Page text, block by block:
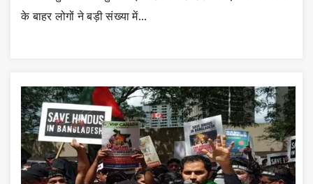
के बाहर लोगों ने बड़ी संख्या में…